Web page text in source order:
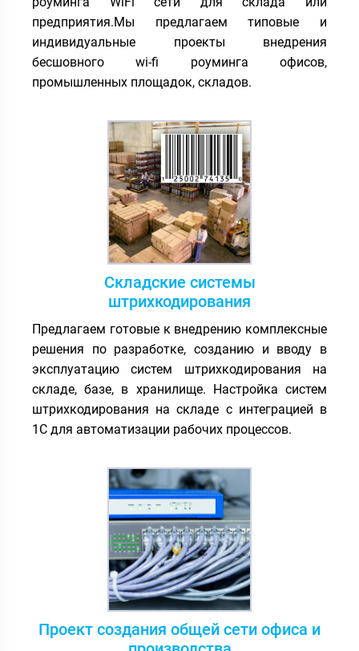
предприятия.Мы предлагаем типовые и
индивидуальные проекты внедрения
бесшовного wi-fi роуминга офисов,
промышленных площадок, складов.
Складские системы
штрихкодирования
Предлагаем готовые к внедрению комплексные
решения по разработке, созданию и вводу в
эксплуатацию систем штрихкодирования на
складе, базе, в хранилище. Настройка систем
штрихкодирования на складе с интеграцией в
1С для автоматизации рабочих процессов.
Проект создания общей сети офиса и